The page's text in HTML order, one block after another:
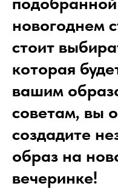
новогоднем
стоит
которая
вашим
советам, вы
создадите
образ на
вечеринке!